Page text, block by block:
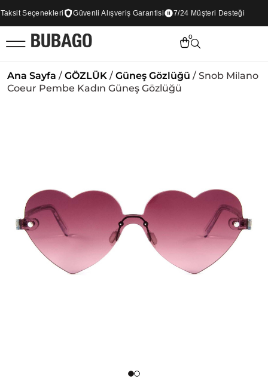
Seçenekleri Güvenli Alışveriş Garantisi 7/24 Müşteri Desteği
0
Ana Sayfa / GÖZLÜK / Güneş Gözlüğü / Snob Milano
Coeur Pembe Kadın Güneş Gözlüğü